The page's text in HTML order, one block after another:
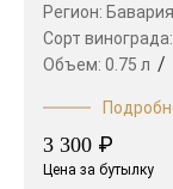
Регион: Бавария
Сорт винограда:
Объем: 0.75 л
3 300 ₽
Цена за бутылку